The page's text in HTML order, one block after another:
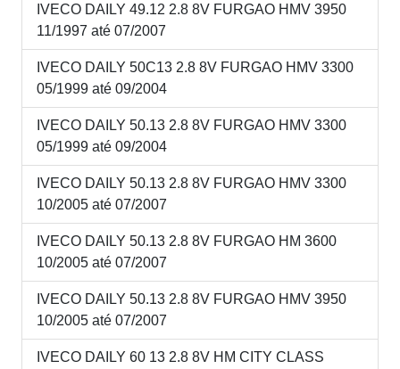
IVECO DAILY 49.12 2.8 8V FURGAO HMV 3950
11/1997 até 07/2007
IVECO DAILY 50C13 2.8 8V FURGAO HMV 3300
05/1999 até 09/2004
IVECO DAILY 50.13 2.8 8V FURGAO HMV 3300
05/1999 até 09/2004
IVECO DAILY 50.13 2.8 8V FURGAO HMV 3300
10/2005 até 07/2007
IVECO DAILY 50.13 2.8 8V FURGAO HM 3600
10/2005 até 07/2007
IVECO DAILY 50.13 2.8 8V FURGAO HMV 3950
10/2005 até 07/2007
IVECO DAILY 60 13 2.8 8V HM CITY CLASS